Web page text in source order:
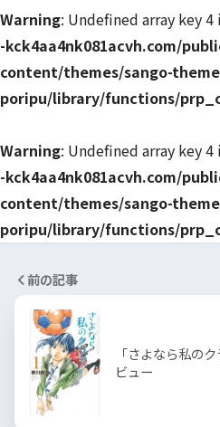
Warning: Undefined array key 4
-kck4aa4nk081acvh.com/
content/themes/sango-
poripu/library/functions/
Warning: Undefined array key 4
-kck4aa4nk081acvh.com/
content/themes/sango-
poripu/library/functions/
前の記事
「さよなら私の
ビュー